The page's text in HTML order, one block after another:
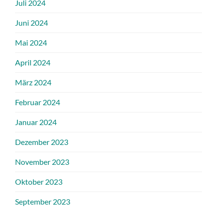
Juli 2024
Juni 2024
Mai 2024
April 2024
März 2024
Februar 2024
Januar 2024
Dezember 2023
November 2023
Oktober 2023
September 2023